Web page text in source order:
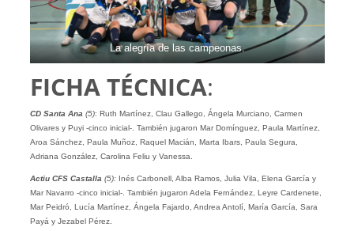
La alegría de las campeonas.
FICHA TÉCNICA:
CD Santa Ana (5): Ruth Martínez, Clau Gallego, Ángela Murciano, Carmen
Olivares y Puyi -cinco inicial-. También jugaron Mar Domínguez, Paula Martínez,
Aroa Sánchez, Paula Muñoz, Raquel Macián, Marta Ibars, Paula Segura,
Adriana González, Carolina Feliu y Vanessa.
Actiu CFS Castalla (5):Inés Carbonell, Alba Ramos, Julia Vila, Elena García y
Mar Navarro -cinco inicial-. También jugaron Adela Fernández, Leyre Cardenete,
Mar Peidró, Lucía Martínez, Ángela Fajardo, Andrea Antolí, María García, Sara
Payá y Jezabel Pérez.